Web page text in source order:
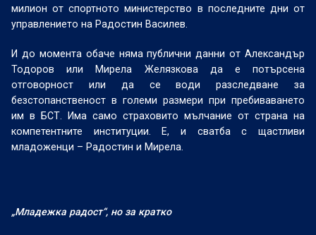
милион от спортното министерство в последните дни от
управлението на Радостин Василев.
И до момента обаче няма публични данни от Александър
Тодоров или Мирела Желязкова да е потърсена
отговорност или да се води разследване за
безстопанственост в големи размери при пребиваването
им в БСТ. Има само страховито мълчание от страна на
компетентните институции. Е, и сватба с щастливи
младоженци – Радостин и Мирела.
„Младежка радост“, но за кратко